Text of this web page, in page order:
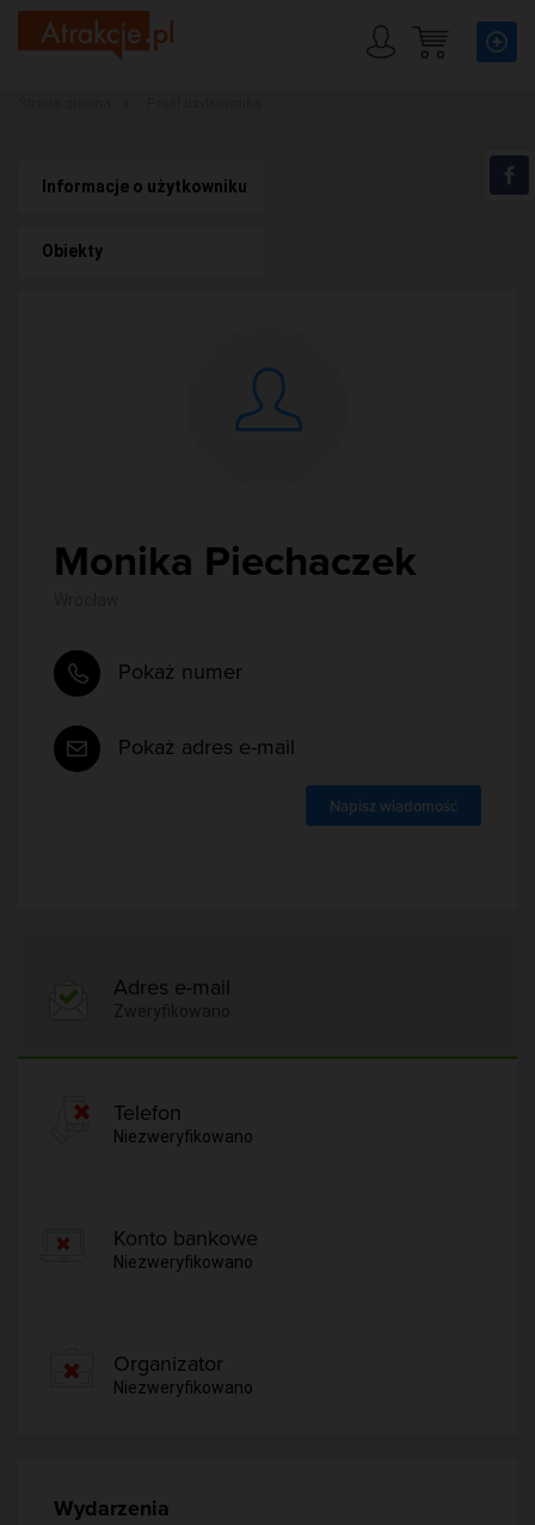
Informacje o użytkowniku
Obiekty
Napisz wiadomość
Monika Piechaczek
Pokaż numer
Pokaż adres e-mail
Adres e-mail
Zweryfikowano
Telefon
Niezweryfikowano
Konto bankowe
Niezweryfikowano
Organizator
Niezweryfikowano
Wydarzenia